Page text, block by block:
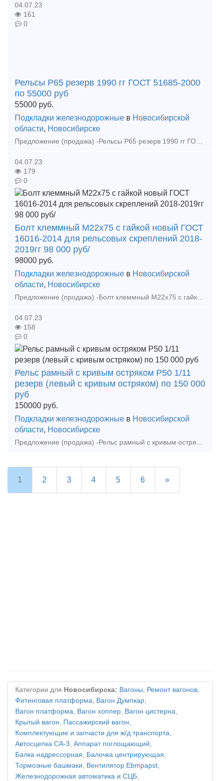
04.07.23
161
0
Рельсы Р65 резерв 1990 гг ГОСТ 51685-2000
по 55000 руб
55000 руб.
Подкладки железнодорожные в Новосибирской
области, Новосибирске
04.07.23
179
0
Болт клеммный М22х75 с гайкой новый ГОСТ
16016-2014 для рельсовых скреплений 2018-
2019гг 98 000 руб/
98000 руб.
Подкладки железнодорожные в Новосибирской
области, Новосибирске
04.07.23
158
0
Рельс рамный с кривым остряком Р50 1/11
резерв (левый с кривым остряком) по 150 000
руб
150000 руб.
Подкладки железнодорожные в Новосибирской
области, Новосибирске
1 2 3 4 5 6 »
Категории для Новосибирска: Вагоны, Ремонт вагонов,
Фитинговая платформа, Вагон Думпкар,
Вагон платформа, Вагон хоппер, Вагон цистерна,
Крытый вагон, Пассажирский вагон,
Комплектующие и запчасти для ж/д транспорта,
Автосцепка СА-3, Аппарат поглощающий,
Балка надрессорная, Балочка центрирующая,
Тормозные башмаки, Вентилятор Ebmpapst,
Железнодорожная автоматика и СЦБ,